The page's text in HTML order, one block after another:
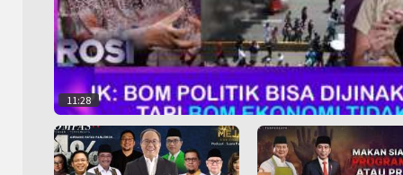
11:28